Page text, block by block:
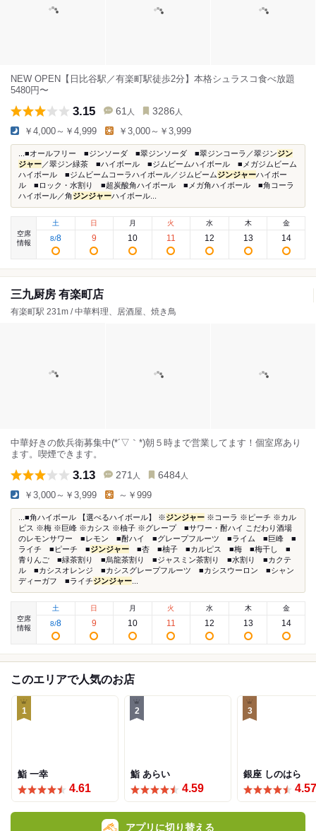
NEW OPEN【日比谷駅／有楽町駅徒歩2分】本格シュラスコ食べ放題
5480円〜
3.15 61 人 3286 人
￥4,000～￥4,999 ￥3,000～￥3,999
...■オールフリー ■ジンソーダ ■翠ジンソーダ ■翠ジンコーラ／翠ジンジン
ジャー ／翠ジン緑茶 ■ハイボール ■ジムビームハイボール ■メガジムビーム
ハイボール ■ジムビームコーラハイボール／ジムビームジンジャーハイボー
ル ■ロック・水割り ■超炭酸角ハイボール ■メガ角ハイボール ■角コーラ
ハイボール／角ジンジャーハイボール...
空席
情報
土
8/8
日
9
月
10
火
11
水
12
木
13
金
14
三九厨房 有楽町店
有楽町駅 231m / 中華料理、居酒屋、焼き鳥
中華好きの飲兵衛募集中(*´▽｀*)朝５時まで営業してます！個室席あり
ます。喫煙できます。
3.13 271 人 6484 人
￥3,000～￥3,999 ～￥999
...■角ハイボール 【選べるハイボール】 ※ジンジャー ※コーラ ※ピーチ ※カル
ピス ※梅 ※巨峰 ※カシス ※柚子 ※グレープ ■サワー・酎ハイ こだわり酒場
のレモンサワー ■レモン ■酎ハイ ■グレープフルーツ ■ライム ■巨峰 ■
ライチ ■ピーチ ■ジンジャー ■杏 ■柚子 ■カルピス ■梅 ■梅干し ■
青りんご ■緑茶割り ■烏龍茶割り ■ジャスミン茶割り ■水割り ■カクテ
ル ■カシスオレンジ ■カシスグレープフルーツ ■カシスウーロン ■シャン
ディーガフ ■ライチジンジャー
空席
情報
土
8/8
日
9
月
10
火
11
水
12
木
13
金
14
このエリアで人気のお店
1
鮨 一幸
4.61
2
鮨 あらい
4.59
3
銀座 しのはら
4.57
アプリに切り替える